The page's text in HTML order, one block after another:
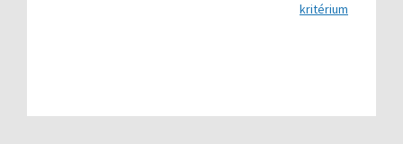
kritérium